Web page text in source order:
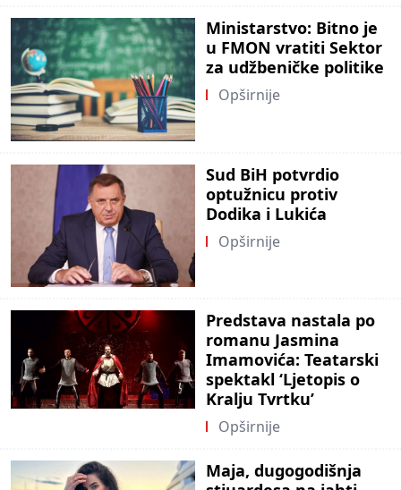
Ministarstvo: Bitno je
u FMON vratiti Sektor
za udžbeničke politike
Opširnije
Sud BiH potvrdio
optužnicu protiv
Dodika i Lukića
Opširnije
Predstava nastala po
romanu Jasmina
Imamovića: Teatarski
spektakl ‘Ljetopis o
Kralju Tvrtku’
Opširnije
Maja, dugogodišnja